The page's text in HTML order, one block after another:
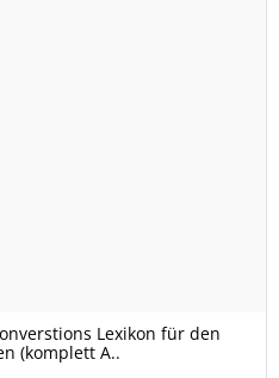
Lexikon für den
(komplett A..